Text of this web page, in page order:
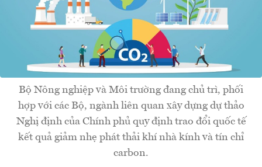
Bộ Nông nghiệp và Môi trường đang chủ trì, phối
hợp với các Bộ, ngành liên quan xây dựng dự thảo
Nghị định của Chính phủ quy định trao đổi quốc tế
kết quả giảm nhẹ phát thải khí nhà kính và tín chỉ
carbon.